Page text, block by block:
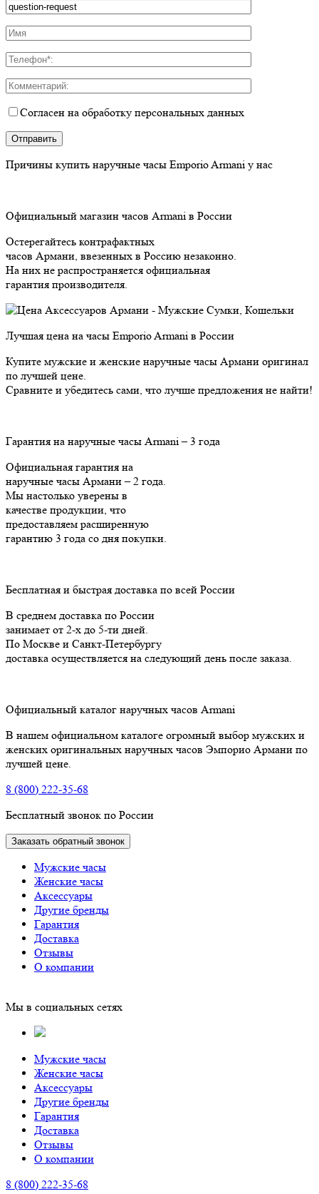
Согласен на обработку персональных данных
Причины купить наручные часы Emporio Armani у нас
Официальный магазин часов Armani в России
Остерегайтесь контрафактных
часов Армани, ввезенных в Россию незаконно.
На них не распространяется официальная
гарантия производителя.
Лучшая цена на часы Emporio Armani в России
Купите мужские и женские наручные часы Армани оригинал
по лучшей цене.
Сравните и убедитесь сами, что лучше предложения не найти!
Гарантия на наручные часы Armani – 3 года
Официальная гарантия на
наручные часы Армани – 2 года.
Мы настолько уверены в
качестве продукции, что
предоставляем расширенную
гарантию 3 года cо дня покупки.
Бесплатная и быстрая доставка по всей России
В среднем доставка по России
занимает от 2-х до 5-ти дней.
По Москве и Санкт-Петербургу
доставка осуществляется на следующий день после заказа.
Официальный каталог наручных часов Armani
В нашем официальном каталоге огромный выбор мужских и
женских оригинальных наручных часов Эмпорио Армани по
лучшей цене.
8 (800) 222-35-68
Бесплатный звонок по России
Заказать обратный звонок
Мужские часы
Женские часы
Аксессуары
Другие бренды
Гарантия
Доставка
Отзывы
О компании
Мы в социальных сетях
Мужские часы
Женские часы
Аксессуары
Другие бренды
Гарантия
Доставка
Отзывы
О компании
8 (800) 222-35-68